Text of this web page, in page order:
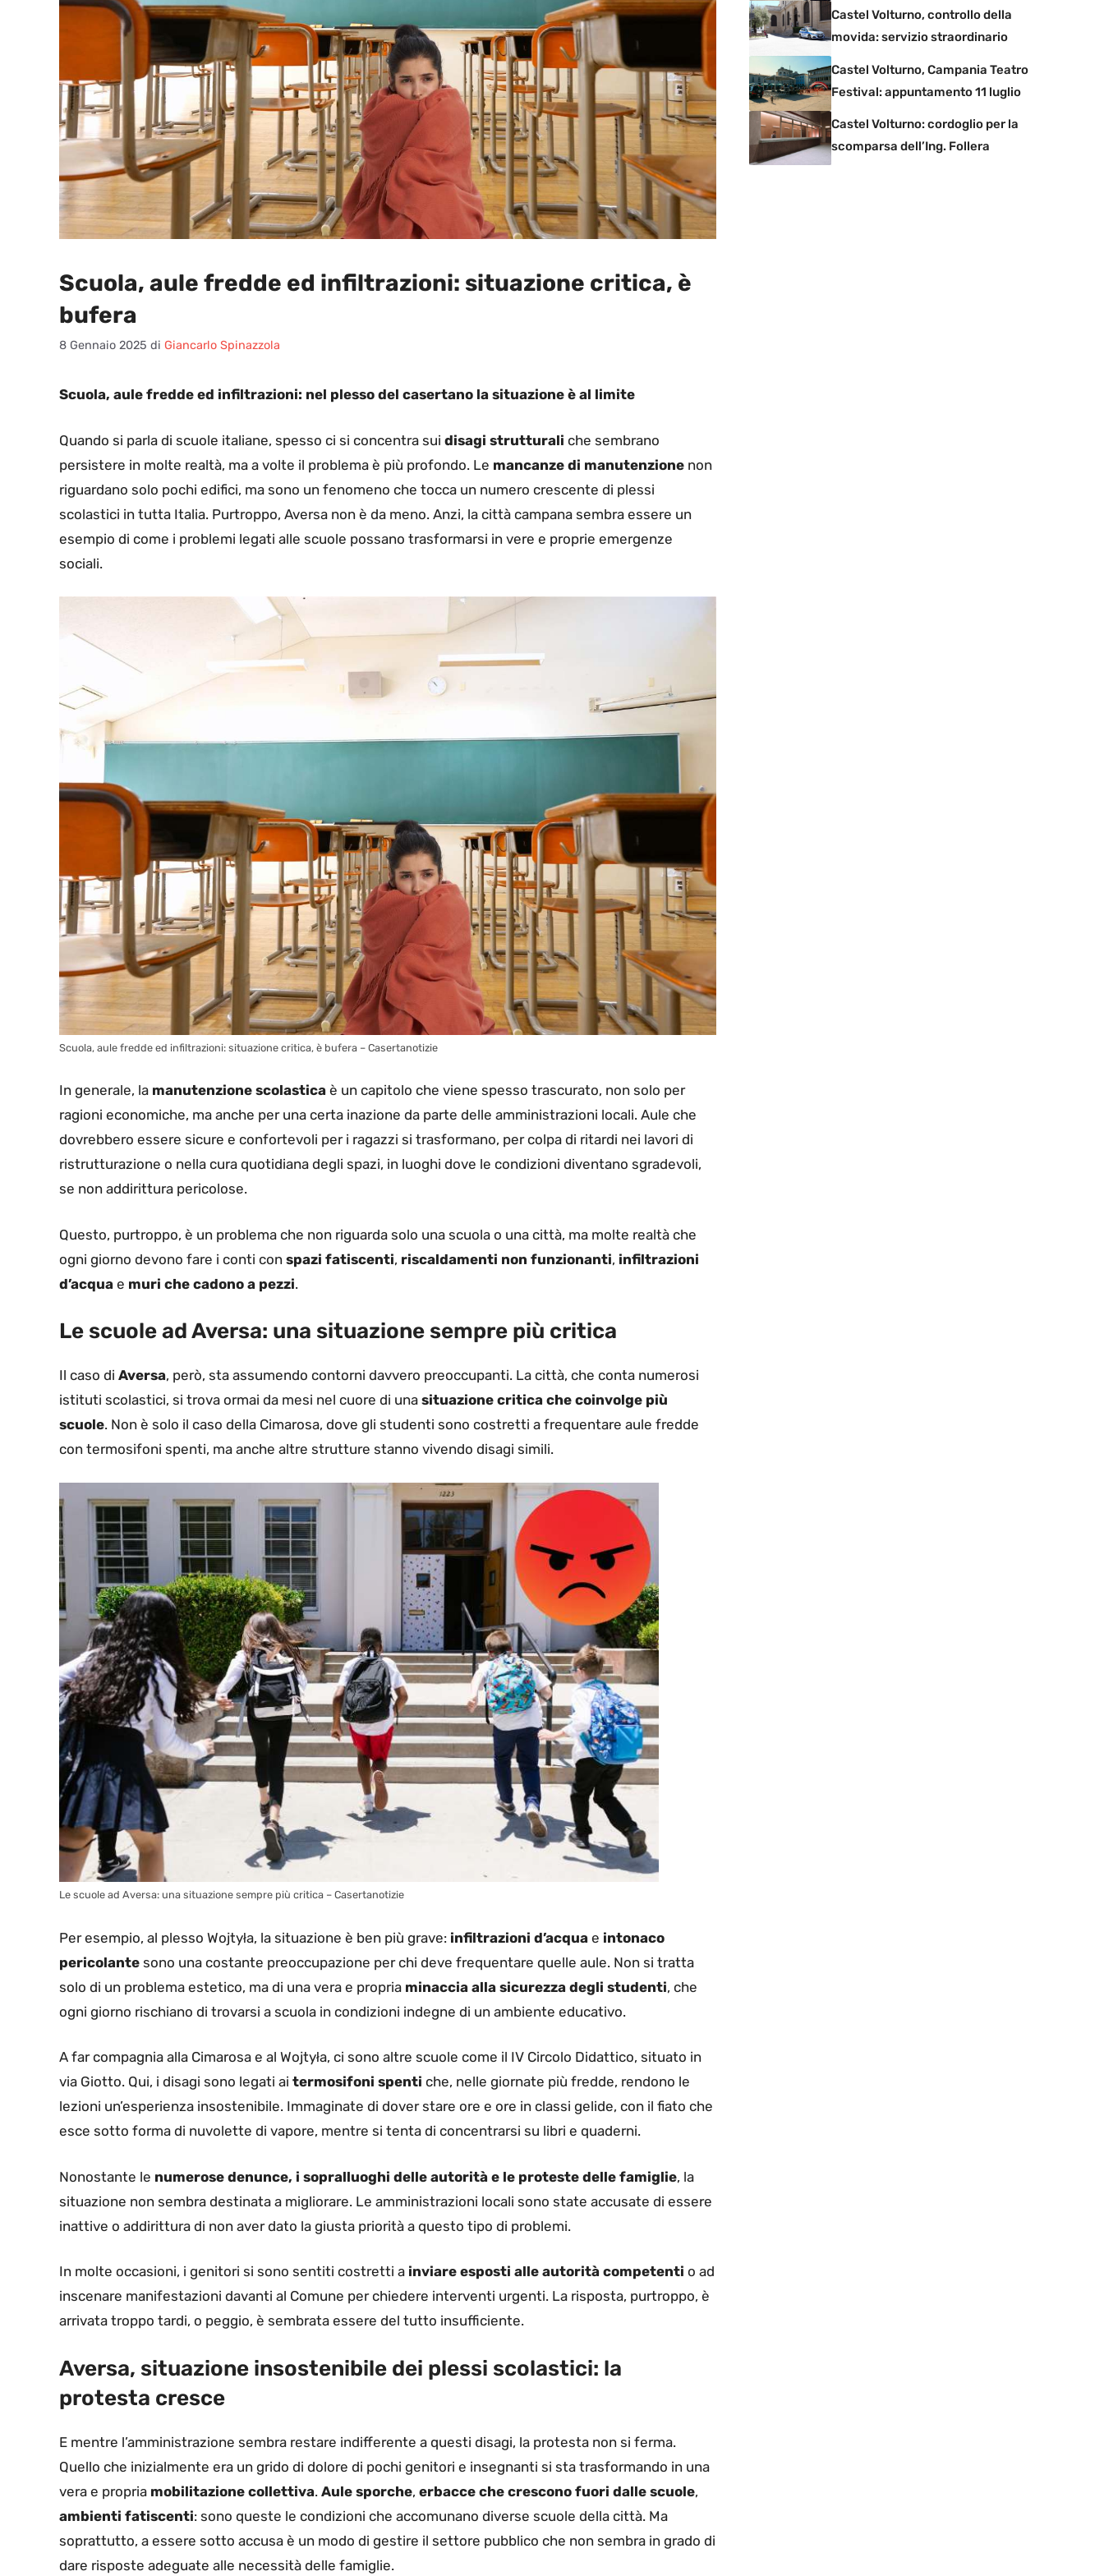
Scuola, aule fredde ed infiltrazioni: situazione critica, è
bufera
8 Gennaio 2025 di Giancarlo Spinazzola
Scuola, aule fredde ed infiltrazioni: nel plesso del casertano la situazione è al limite
Quando si parla di scuole italiane, spesso ci si concentra sui disagi strutturali che sembrano
persistere in molte realtà, ma a volte il problema è più profondo. Le mancanze di manutenzione non
riguardano solo pochi edifici, ma sono un fenomeno che tocca un numero crescente di plessi
scolastici in tutta Italia. Purtroppo, Aversa non è da meno. Anzi, la città campana sembra essere un
esempio di come i problemi legati alle scuole possano trasformarsi in vere e proprie emergenze
sociali.
Scuola, aule fredde ed infiltrazioni: situazione critica, è bufera – Casertanotizie
In generale, la manutenzione scolastica è un capitolo che viene spesso trascurato, non solo per
ragioni economiche, ma anche per una certa inazione da parte delle amministrazioni locali. Aule che
dovrebbero essere sicure e confortevoli per i ragazzi si trasformano, per colpa di ritardi nei lavori di
ristrutturazione o nella cura quotidiana degli spazi, in luoghi dove le condizioni diventano sgradevoli,
se non addirittura pericolose.
Questo, purtroppo, è un problema che non riguarda solo una scuola o una città, ma molte realtà che
ogni giorno devono fare i conti con spazi fatiscenti, riscaldamenti non funzionanti, infiltrazioni
d’acqua e muri che cadono a pezzi.
Le scuole ad Aversa: una situazione sempre più critica
Il caso di Aversa, però, sta assumendo contorni davvero preoccupanti. La città, che conta numerosi
istituti scolastici, si trova ormai da mesi nel cuore di una situazione critica che coinvolge più
scuole. Non è solo il caso della Cimarosa, dove gli studenti sono costretti a frequentare aule fredde
con termosifoni spenti, ma anche altre strutture stanno vivendo disagi simili.
Le scuole ad Aversa: una situazione sempre più critica – Casertanotizie
Per esempio, al plesso Wojtyła, la situazione è ben più grave: infiltrazioni d’acqua e intonaco
pericolante sono una costante preoccupazione per chi deve frequentare quelle aule. Non si tratta
solo di un problema estetico, ma di una vera e propria minaccia alla sicurezza degli studenti, che
ogni giorno rischiano di trovarsi a scuola in condizioni indegne di un ambiente educativo.
A far compagnia alla Cimarosa e al Wojtyła, ci sono altre scuole come il IV Circolo Didattico, situato in
via Giotto. Qui, i disagi sono legati ai termosifoni spenti che, nelle giornate più fredde, rendono le
lezioni un’esperienza insostenibile. Immaginate di dover stare ore e ore in classi gelide, con il fiato che
esce sotto forma di nuvolette di vapore, mentre si tenta di concentrarsi su libri e quaderni.
Nonostante le numerose denunce, i sopralluoghi delle autorità e le proteste delle famiglie, la
situazione non sembra destinata a migliorare. Le amministrazioni locali sono state accusate di essere
inattive o addirittura di non aver dato la giusta priorità a questo tipo di problemi.
In molte occasioni, i genitori si sono sentiti costretti a inviare esposti alle autorità competenti o ad
inscenare manifestazioni davanti al Comune per chiedere interventi urgenti. La risposta, purtroppo, è
arrivata troppo tardi, o peggio, è sembrata essere del tutto insufficiente.
Aversa, situazione insostenibile dei plessi scolastici: la
protesta cresce
E mentre l’amministrazione sembra restare indifferente a questi disagi, la protesta non si ferma.
Quello che inizialmente era un grido di dolore di pochi genitori e insegnanti si sta trasformando in una
vera e propria mobilitazione collettiva. Aule sporche, erbacce che crescono fuori dalle scuole,
ambienti fatiscenti: sono queste le condizioni che accomunano diverse scuole della città. Ma
soprattutto, a essere sotto accusa è un modo di gestire il settore pubblico che non sembra in grado di
dare risposte adeguate alle necessità delle famiglie.
Castel Volturno, controllo della
movida: servizio straordinario
Castel Volturno, Campania Teatro
Festival: appuntamento 11 luglio
Castel Volturno: cordoglio per la
scomparsa dell’Ing. Follera